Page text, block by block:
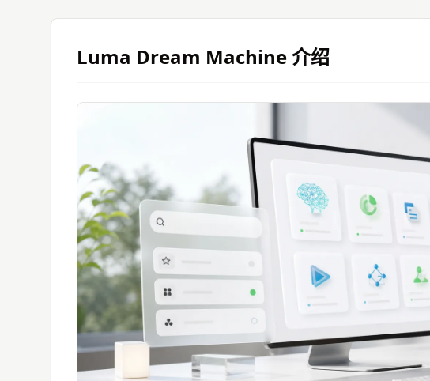
Luma Dream Machine介绍